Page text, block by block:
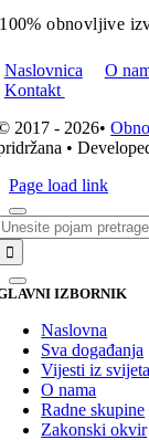
100% obnovljive
Naslovnica O
Kontakt
2017 - 2026•
•
Page load link
IZBORNIK
Naslovna
Sva događanja
Vijesti iz
O nama
Radne skupine
Zakonski okvir